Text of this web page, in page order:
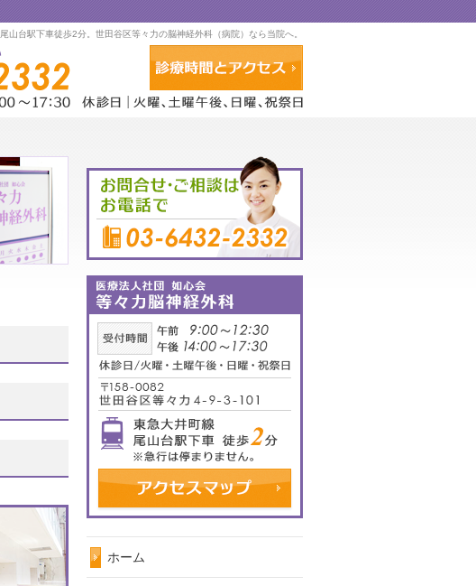
尾山台駅下車徒歩2分。世田谷区等々力の脳神経外科（病院）なら当院へ。
ホーム